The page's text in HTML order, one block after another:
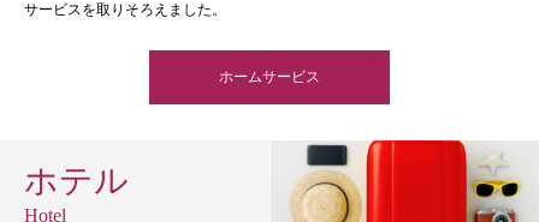
サービスを取りそろえました。
ホームサービス
ホテル
Hotel